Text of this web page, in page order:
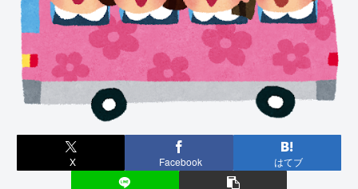
X Facebook はてブ